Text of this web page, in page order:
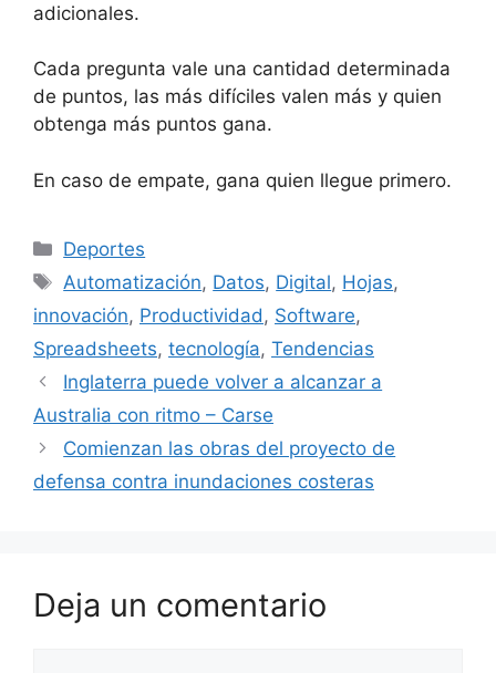
adicionales.
Cada pregunta vale una cantidad determinada
de puntos, las más difíciles valen más y quien
obtenga más puntos gana.
En caso de empate, gana quien llegue primero.
Categorías
Deportes
Etiquetas
Automatización, Datos, Digital, Hojas,
innovación, Productividad , Software,
Spreadsheets, tecnología, Tendencias
Inglaterra puede volver a alcanzar a
Australia con ritmo – Carse
Comienzan las obras del proyecto de
defensa contra inundaciones costeras
Deja un comentario